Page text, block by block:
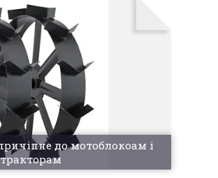
до мотоблокоам і